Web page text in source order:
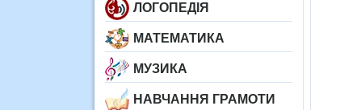
ЛОГОПЕДІЯ
МАТЕМАТИКА
МУЗИКА
НАВЧАННЯ ГРАМОТИ